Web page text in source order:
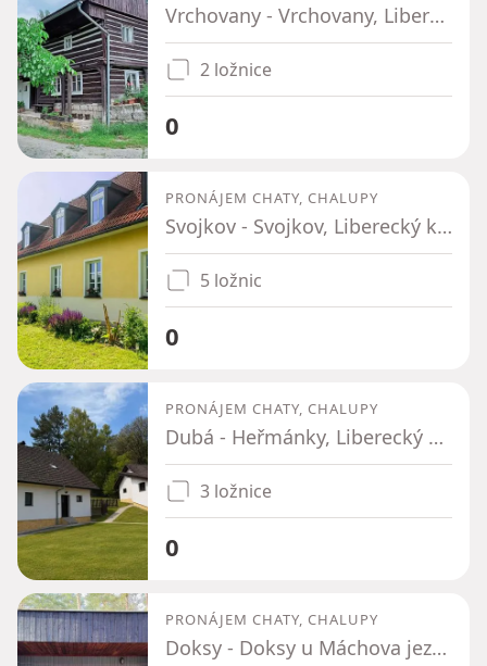
Vrchovany - Vrchovany, Liberecký kraj
2 ložnice
0
PRONÁJEM CHATY, CHALUPY
Svojkov - Svojkov, Liberecký kraj
5 ložnic
0
PRONÁJEM CHATY, CHALUPY
Dubá - Heřmánky, Liberecký kraj
3 ložnice
0
PRONÁJEM CHATY, CHALUPY
Doksy - Doksy u Máchova jezera, Liberecký kraj